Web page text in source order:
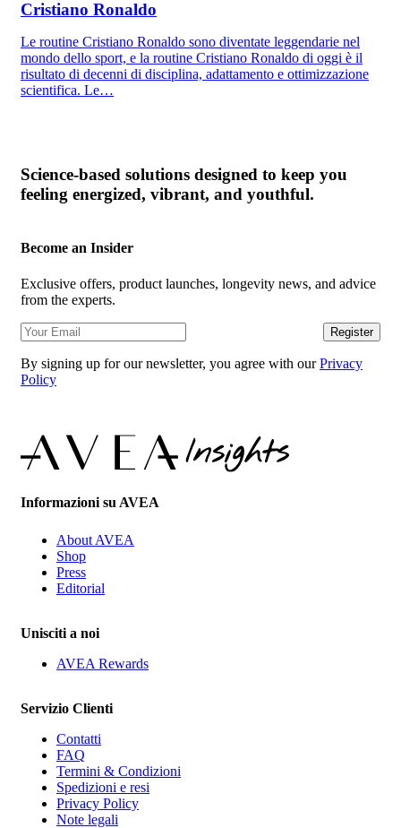
Cristiano Ronaldo
Le routine Cristiano Ronaldo sono diventate leggendarie nel
mondo dello sport, e la routine Cristiano Ronaldo di oggi è il
risultato di decenni di disciplina, adattamento e ottimizzazione
scientifica. Le…
Science-based solutions designed to keep you
feeling energized, vibrant, and youthful.
Become an Insider
Exclusive offers, product launches, longevity news, and advice
from the experts.
Register
By signing up for our newsletter, you agree with ourPrivacy
Policy
Informazioni su AVEA
About AVEA
Shop
Press
Editorial
Unisciti a noi
AVEA Rewards
Servizio Clienti
Contatti
FAQ
Termini & Condizioni
Spedizioni e resi
Privacy Policy
Note legali